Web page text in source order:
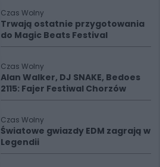
Czas Wolny
Trwają ostatnie przygotowania
do Magic Beats Festival
Czas Wolny
Alan Walker, DJ SNAKE, Bedoes
2115: Fajer Festiwal Chorzów
Czas Wolny
Światowe gwiazdy EDM zagrają w
Legendii